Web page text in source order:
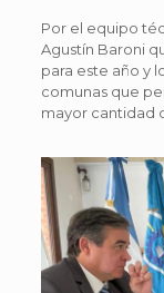
Por el equipo
Agustín Baroni
para este año y
comunas que
mayor cantidad